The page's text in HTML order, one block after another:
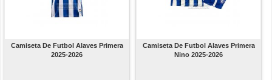
Camiseta De Futbol Alaves Primera
2025-2026
Camiseta De Futbol Alaves Primera
Nino 2025-2026